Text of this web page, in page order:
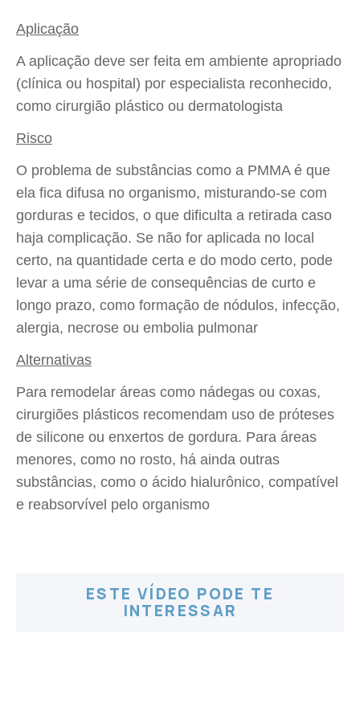
Aplicação
A aplicação deve ser feita em ambiente apropriado
(clínica ou hospital) por especialista reconhecido,
como cirurgião plástico ou dermatologista
Risco
O problema de substâncias como a PMMA é que
ela fica difusa no organismo, misturando-se com
gorduras e tecidos, o que dificulta a retirada caso
haja complicação. Se não for aplicada no local
certo, na quantidade certa e do modo certo, pode
levar a uma série de consequências de curto e
longo prazo, como formação de nódulos, infecção,
alergia, necrose ou embolia pulmonar
Alternativas
Para remodelar áreas como nádegas ou coxas,
cirurgiões plásticos recomendam uso de próteses
de silicone ou enxertos de gordura. Para áreas
menores, como no rosto, há ainda outras
substâncias, como o ácido hialurônico, compatível
e reabsorvível pelo organismo
ESTE VÍDEO PODE TE
INTERESSAR